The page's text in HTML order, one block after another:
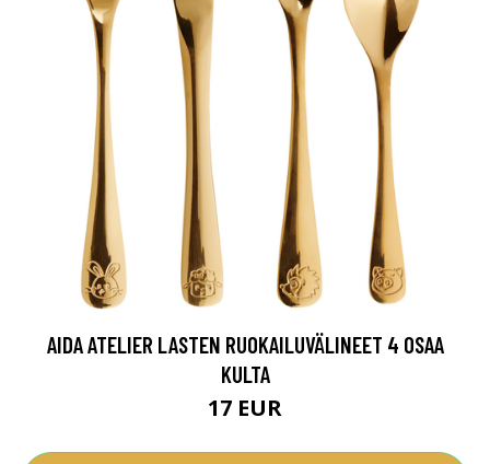
AIDA ATELIER LASTEN RUOKAILUVÄLINEET 4 OSAA
KULTA
17 EUR